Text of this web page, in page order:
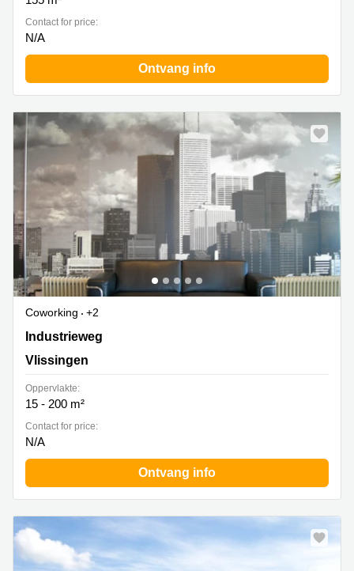
Contact for price:
N/A
Ontvang info
Coworking
+2
Industrieweg 1-3, Vlissingen
Industrieweg
Vlissingen
Oppervlakte:
15 - 200 m²
Contact for price:
N/A
Ontvang info